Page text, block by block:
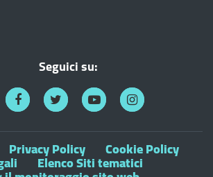
Seguici su:
Privacy Policy Cookie Policy
Elenco Siti tematici